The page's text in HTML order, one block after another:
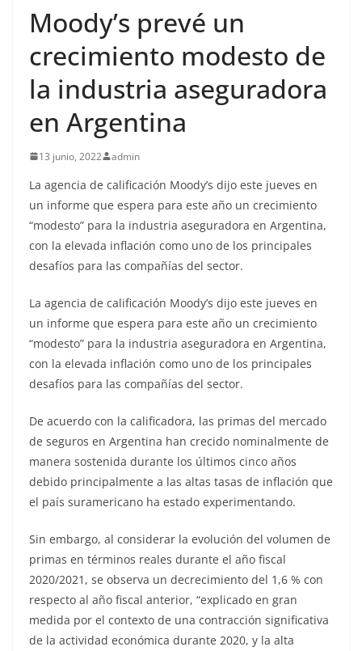
Moody’s prevé un
crecimiento modesto de
la industria aseguradora
en Argentina
13 junio, 2022 admin
La agencia de calificación Moody’s dijo este jueves en
un informe que espera para este año un crecimiento
“modesto” para la industria aseguradora en Argentina,
con la elevada inflación como uno de los principales
desafíos para las compañías del sector.
La agencia de calificación Moody’s dijo este jueves en
un informe que espera para este año un crecimiento
“modesto” para la industria aseguradora en Argentina,
con la elevada inflación como uno de los principales
desafíos para las compañías del sector.
De acuerdo con la calificadora, las primas del mercado
de seguros en Argentina han crecido nominalmente de
manera sostenida durante los últimos cinco años
debido principalmente a las altas tasas de inflación que
el país suramericano ha estado experimentando.
Sin embargo, al considerar la evolución del volumen de
primas en términos reales durante el año fiscal
2020/2021, se observa un decrecimiento del 1,6 % con
respecto al año fiscal anterior, “explicado en gran
medida por el contexto de una contracción significativa
de la actividad económica durante 2020, y la alta